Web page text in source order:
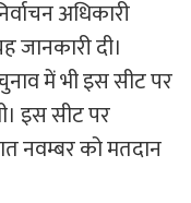
अधिकारी
दी।
में भी इस सीट पर
इस सीट पर
नवम्बर को मतदान